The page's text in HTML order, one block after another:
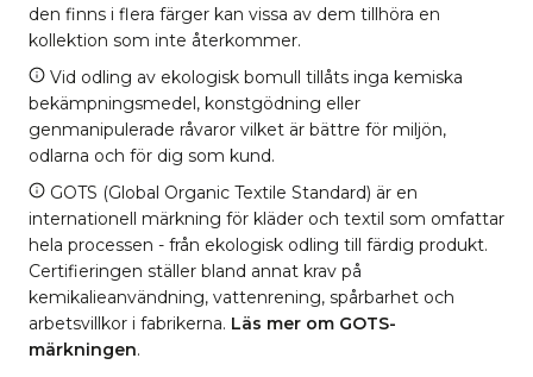
den finns i flera färger kan vissa av dem tillhöra en
kollektion som inte återkommer.
Vid odling av ekologisk bomull tillåts inga kemiska
bekämpningsmedel, konstgödning eller
genmanipulerade råvaror vilket är bättre för miljön,
odlarna och för dig som kund.
GOTS (Global Organic Textile Standard) är en
internationell märkning för kläder och textil som omfattar
hela processen - från ekologisk odling till färdig produkt.
Certifieringen ställer bland annat krav på
kemikalieanvändning, vattenrening, spårbarhet och
arbetsvillkor i fabrikerna. Läs mer om GOTS-
märkningen.